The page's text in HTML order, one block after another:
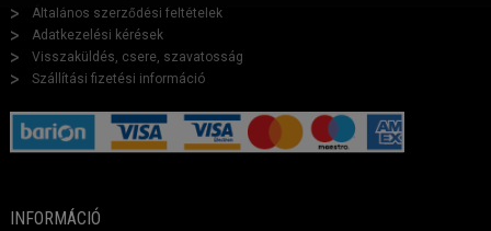
Általános szerződési feltételek
Adatkezelési kérések
Visszaküldés, csere, szavatosság
Szállítási fizetési információ
INFORMÁCIÓ